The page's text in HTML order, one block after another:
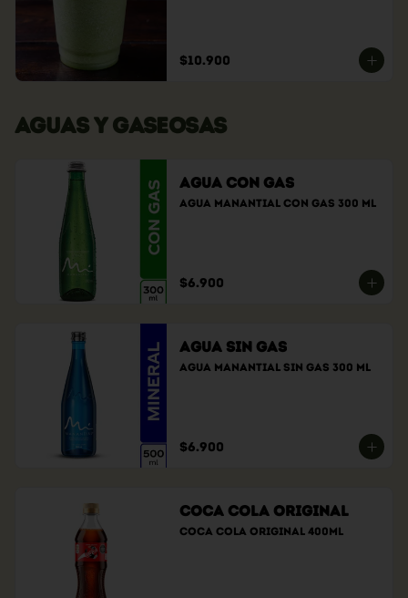
$10.900
AGUAS Y GASEOSAS
Agua con Gas
Agua Manantial con gas 300 ml
$6.900
Agua sin gas
Agua manantial sin gas 300 ml
$6.900
Coca Cola Original
Coca cola original 400ml